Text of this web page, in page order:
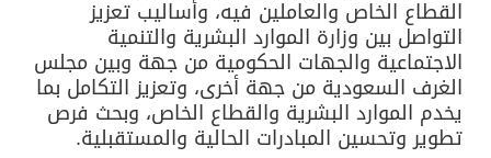
القطاع الخاص والعاملين فيه، وأساليب تعزيز
التواصل بين وزارة الموارد البشرية والتنمية
الاجتماعية والجهات الحكومية من جهة وبين مجلس
الغرف السعودية من جهة أخرى، وتعزيز التكامل بما
يخدم الموارد البشرية والقطاع الخاص، وبحث فرص
تطوير وتحسين المبادرات الحالية والمستقبلية.